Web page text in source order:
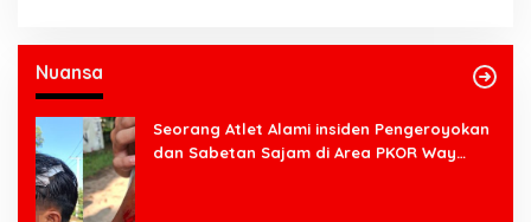
Nuansa
Seorang Atlet Alami insiden Pengeroyokan
dan Sabetan Sajam di Area PKOR Way